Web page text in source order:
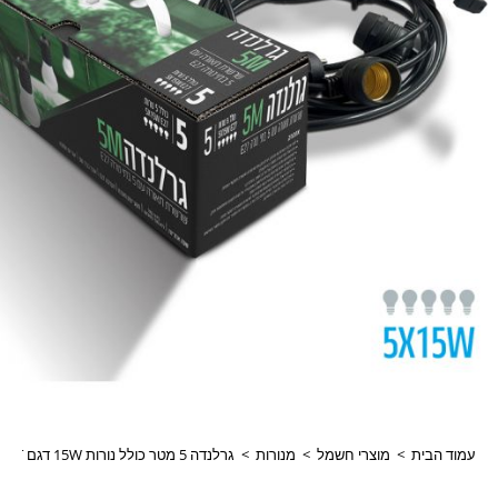
עמוד הבית > מוצרי חשמל > מנורות > גרלנדה 5 מטר כולל נורות 15W דגם OM-G5M-5X15W-BT